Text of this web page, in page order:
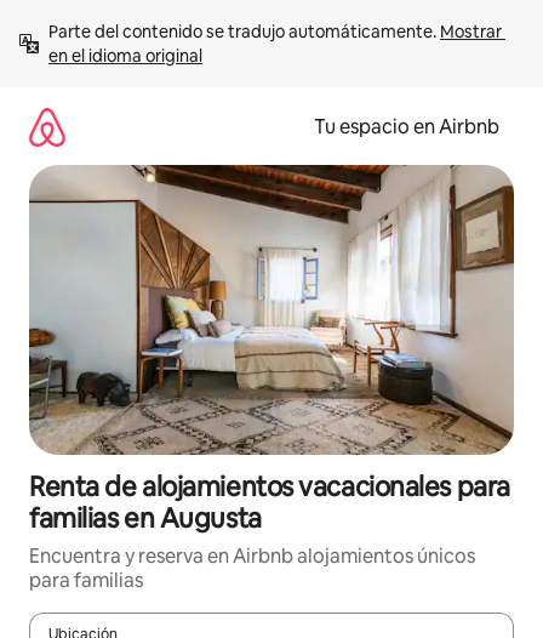
contenido
Parte del contenido se tradujo automáticamente. Mostrar
en el idioma original
Tu espacio en Airbnb
Renta de alojamientos vacacionales para
familias en Augusta
Encuentra y reserva en Airbnb alojamientos únicos
para familias